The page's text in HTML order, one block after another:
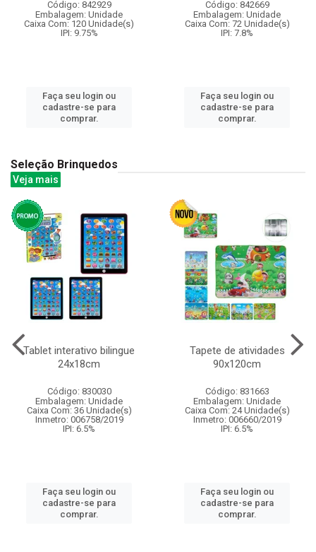
Código: 842929
Embalagem: Unidade
Caixa Com: 120 Unidade(s)
IPI: 9.75%
Faça seu login ou
cadastre-se para
comprar.
Código: 842669
Embalagem: Unidade
Caixa Com: 72 Unidade(s)
IPI: 7.8%
Faça seu login ou
cadastre-se para
comprar.
Seleção Brinquedos
Veja mais
Tablet interativo bilingue
24x18cm
Código: 830030
Embalagem: Unidade
Caixa Com: 36 Unidade(s)
Inmetro: 006758/2019
IPI: 6.5%
Faça seu login ou
cadastre-se para
comprar.
Tapete de atividades
90x120cm
Código: 831663
Embalagem: Unidade
Caixa Com: 24 Unidade(s)
Inmetro: 006660/2019
IPI: 6.5%
Faça seu login ou
cadastre-se para
comprar.